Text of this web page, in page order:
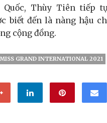
Quốc, Thùy Tiên
biết đến là nàng hậu
cộng đồng.
GRAND INTERNATIONAL 2021